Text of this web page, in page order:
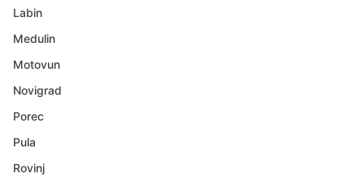
Labin
Medulin
Motovun
Novigrad
Porec
Pula
Rovinj